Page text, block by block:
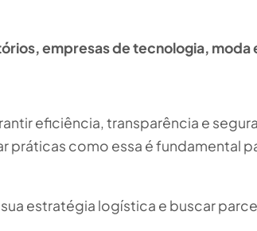
empresas de tecnologia, moda
eficiência, transparência e
como essa é fundamental
estratégia logística e buscar